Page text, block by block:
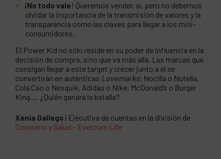
¡No todo vale! Queremos vender, sí, pero no debemos
olvidar la importancia de la transmisión de valores y la
transparencia como las claves para llegar a los mini-
consumidores.
El Power Kid no sólo reside en su poder de influencia en la
decisión de compra, sino que va más allá. Las marcas que
consigan llegar a este target y crecer junto a él se
convertirán en auténticas Lovemarks; Nocilla o Nutella,
Cola Cao o Nesquik, Adidas o Nike, McDonald’s o Burger
King…. ¿Quién ganará la batalla?
Xènia Gallego | Ejecutiva de cuentas en la división de
Consumo y Salud – Evercom Life